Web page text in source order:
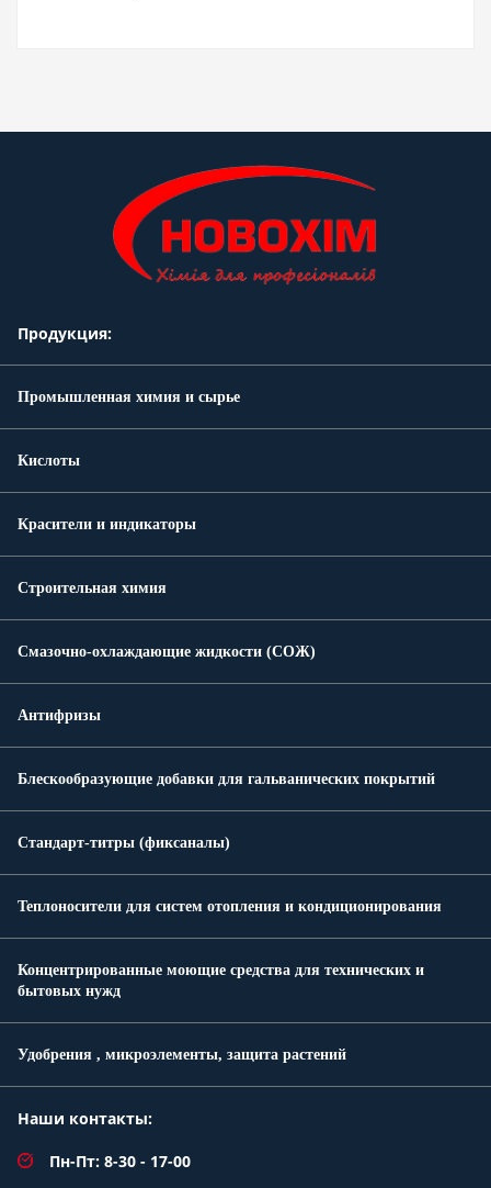
Продукция:
Промышленная химия и сырье
Кислоты
Красители и индикаторы
Строительная химия
Смазочно-охлаждающие жидкости (СОЖ)
Антифризы
Блескообразующие добавки для гальванических покрытий
Стандарт-титры (фиксаналы)
Теплоносители для систем отопления и кондиционирования
Концентрированные моющие средства для технических и
бытовых нужд
Удобрения , микроэлементы, защита растений
Наши контакты:
Пн-Пт: 8-30 - 17-00